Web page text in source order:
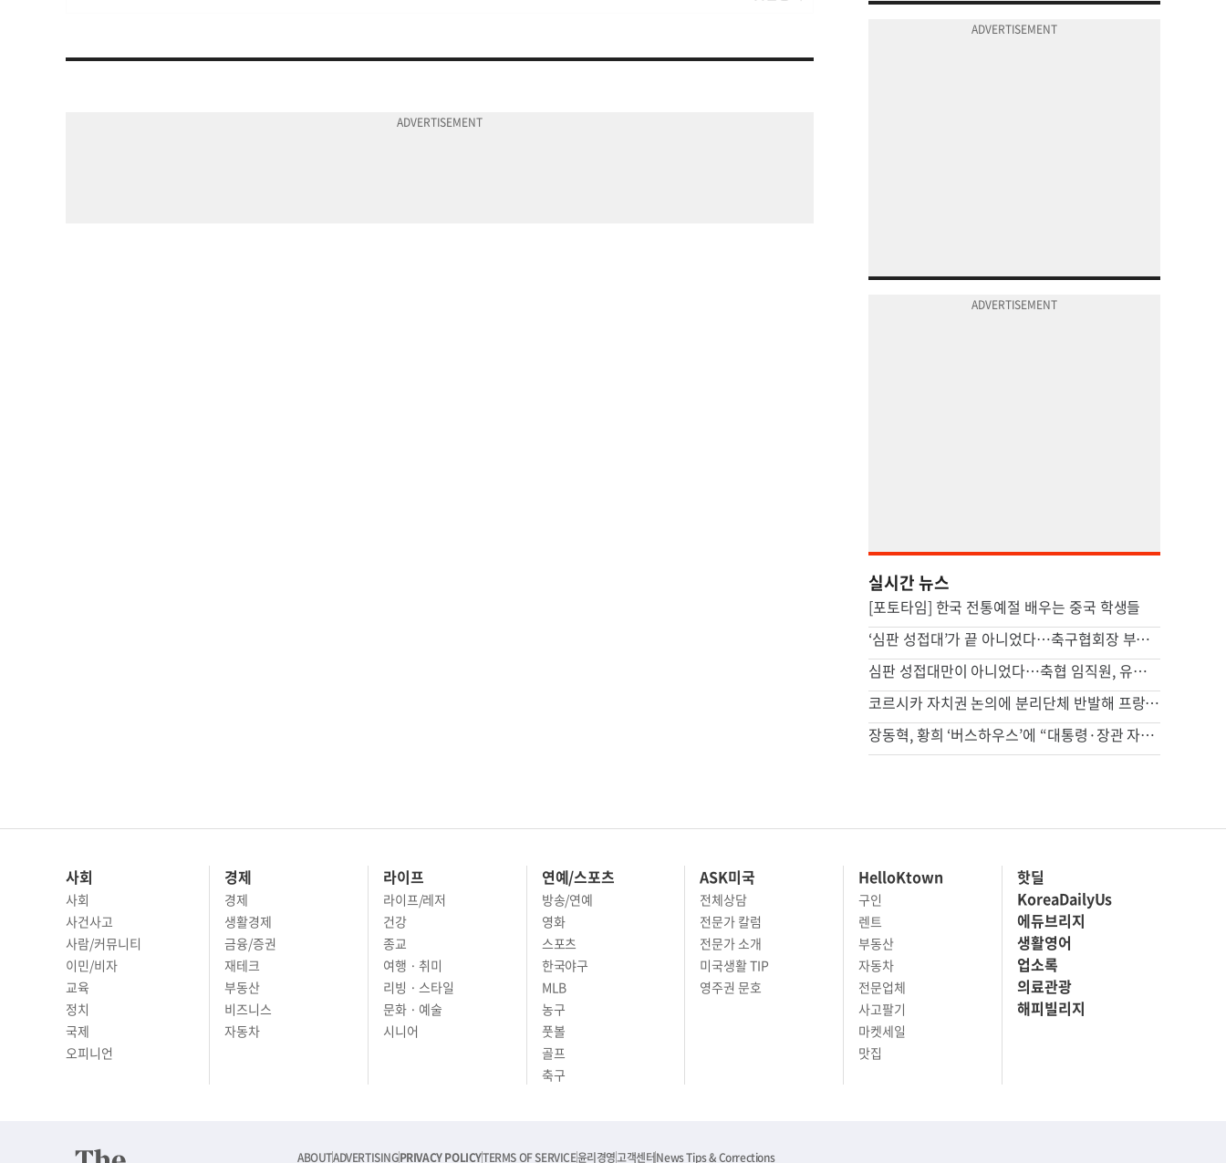
실시간 뉴스
[포토타임] 한국 전통예절 배우는 중국 학생들
‘심판 성접대’가 끝 아니었다…축구협회장 부인 해외출장에 법카 2억 ‘펑펑’
심판 성접대만이 아니었다…축협 임직원, 유흥·골프에 2억 펑펑
코르시카 자치권 논의에 분리단체 반발해 프랑스 본토인 위협
장동혁, 황희 ‘버스하우스’에 “대통령·장관 자녀부터 살아보면”
사회
사회
사건사고
사람/커뮤니티
이민/비자
교육
정치
국제
오피니언
경제
경제
생활경제
금융/증권
재테크
부동산
비즈니스
자동차
라이프
라이프/레저
건강
종교
여행 · 취미
리빙 · 스타일
문화 · 예술
시니어
연예/스포츠
방송/연예
영화
스포츠
한국야구
MLB
농구
풋볼
골프
축구
ASK미국
전체상담
전문가 칼럼
전문가 소개
미국생활 TIP
영주권 문호
HelloKtown
구인
렌트
부동산
자동차
전문업체
사고팔기
마켓세일
맛집
핫딜
KoreaDailyUs
에듀브리지
생활영어
업소록
의료관광
해피빌리지
ABOUTADVERTISINGPRIVACY POLICYTERMS OF SERVICE윤리경영고객센터News Tips & Corrections